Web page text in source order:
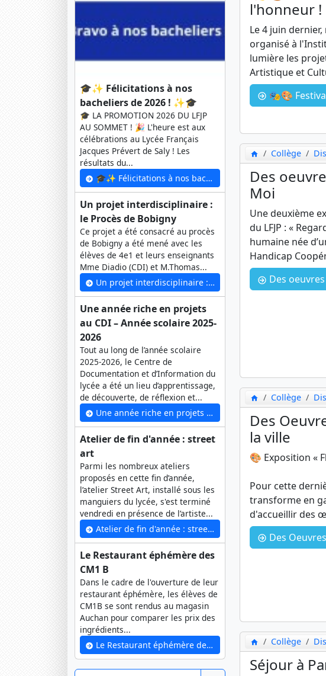
🎓✨ Félicitations à nos
bacheliers de 2026 ! ✨🎓
🎓 LA PROMOTION 2026 DU LFJP
AU SOMMET ! 🎉 L'heure est aux
célébrations au Lycée Français
Jacques Prévert de Saly ! Les
résultats du...
🎓✨ Félicitations à nos bacheliers de 2026 ! ✨🎓
Un projet interdisciplinaire :
le Procès de Bobigny
Ce projet a été consacré au procès
de Bobigny a été mené avec les
élèves de 4e1 et leurs enseignants
Mme Diadio (CDI) et M.Thomas...
Un projet interdisciplinaire : le Procès de Bobigny
Une année riche en projets
au CDI – Année scolaire 2025-
2026
Tout au long de l’année scolaire
2025-2026, le Centre de
Documentation et d’Information du
lycée a été un lieu d’apprentissage,
de découverte, de réflexion et...
Une année riche en projets au CDI – Année scolaire 2025-2026
Atelier de fin d'année : street
art
Parmi les nombreux ateliers
proposés en cette fin d’année,
l’atelier Street Art, installé sous les
manguiers du lycée, s'est terminé
vendredi en présence de l’artiste...
Atelier de fin d'année : street art
Le Restaurant éphémère des
CM1 B
Dans le cadre de l'ouverture de leur
restaurant éphémère, les élèves de
CM1B se sont rendus au magasin
Auchan pour comparer les prix des
ingrédients...
Le Restaurant éphémère des CM1 B
l'honneur
Le 4 juin
organisé à
lumière les
Artistique et
🎭🎨
Collège
Des
Moi
Une deuxième
du LFJP : «
humaine née
Handicap
Des
Collège
Des
la ville
🎨 Exposition «
Pour cette
transforme en
d'accueillir des
Des
Collège
Séjour à